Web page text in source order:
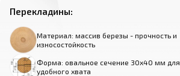
Перекладины:
Материал: массив березы - прочность и
износостойкость
Форма: овальное сечение 30х40 мм для
удобного хвата